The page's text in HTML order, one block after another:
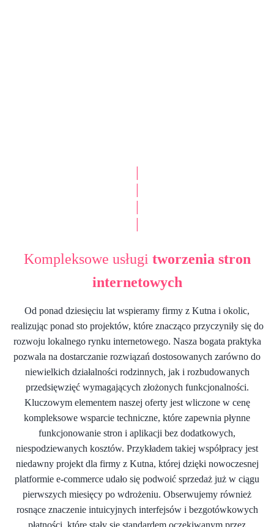
|
|
|
|
Kompleksowe usługi tworzenia stron
internetowych
Od ponad dziesięciu lat wspieramy firmy z Kutna i okolic,
realizując ponad sto projektów, które znacząco przyczyniły się do
rozwoju lokalnego rynku internetowego. Nasza bogata praktyka
pozwala na dostarczanie rozwiązań dostosowanych zarówno do
niewielkich działalności rodzinnych, jak i rozbudowanych
przedsięwzięć wymagających złożonych funkcjonalności.
Kluczowym elementem naszej oferty jest wliczone w cenę
kompleksowe wsparcie techniczne, które zapewnia płynne
funkcjonowanie stron i aplikacji bez dodatkowych,
niespodziewanych kosztów. Przykładem takiej współpracy jest
niedawny projekt dla firmy z Kutna, której dzięki nowoczesnej
platformie e-commerce udało się podwoić sprzedaż już w ciągu
pierwszych miesięcy po wdrożeniu. Obserwujemy również
rosnące znaczenie intuicyjnych interfejsów i bezgotówkowych
płatności, które stały się standardem oczekiwanym przez